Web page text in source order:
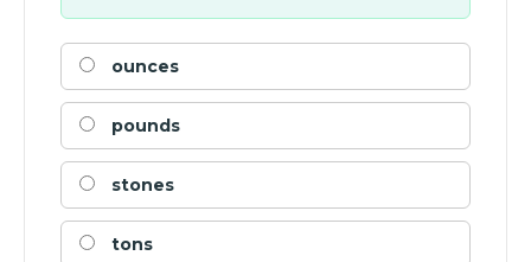
ounces
pounds
stones
tons